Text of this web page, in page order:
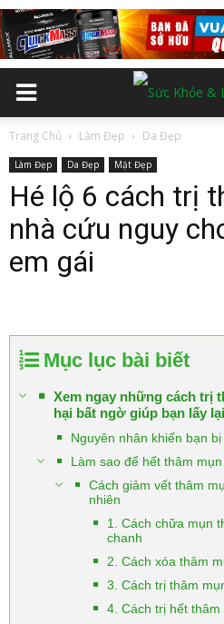
Trang Chủ Làm Đẹp Da Đẹp
Làm Đẹp Da Đẹp Mặt Đẹp
Hé lộ 6 cách trị
nhà cứu nguy
em gái
Mục lục bài biết
Xem ngay những cách trị
hại bất ngờ giúp bạn lấy
Nguyên nhân khiến bạn
Làm sao để hết thâm
Cách giảm vết thâm
nhiên
1. Cách chữa mụn
chanh
2. Cách xóa thâm
3. Cách trị thâm
4. Cách trị hết